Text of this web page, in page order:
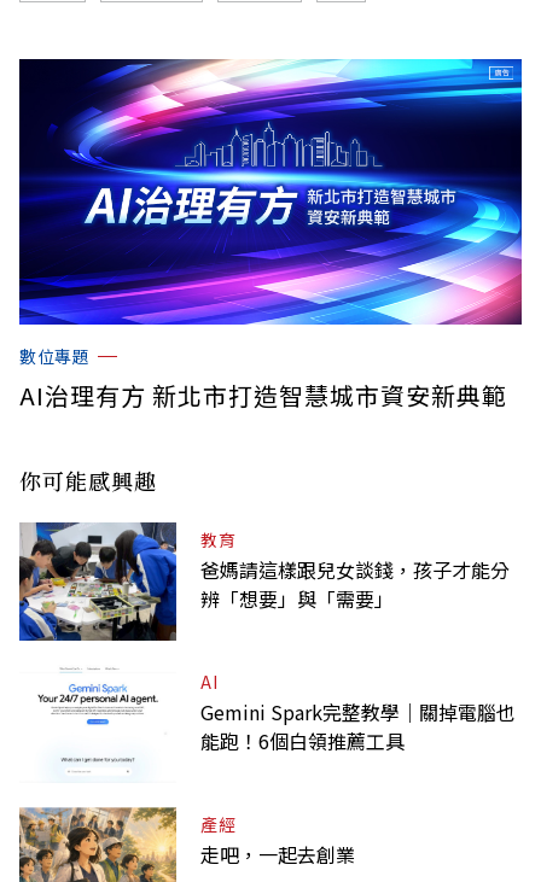
數位專題
AI治理有方 新北市打造智慧城市資安新典範
你可能感興趣
教育
爸媽請這樣跟兒女談錢，孩子才能分
辨「想要」與「需要」
AI
Gemini Spark完整教學｜關掉電腦也
能跑！6個白領推薦工具
產經
走吧，一起去創業